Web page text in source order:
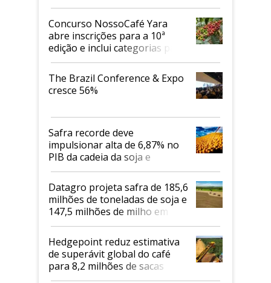
Concurso NossoCafé Yara
abre inscrições para a 10ª
edição e inclui categorias para
cafés Canephora
The Brazil Conference & Expo
cresce 56%
Safra recorde deve
impulsionar alta de 6,87% no
PIB da cadeia da soja e
biodiesel em 2026
Datagro projeta safra de 185,6
milhões de toneladas de soja e
147,5 milhões de milho em
2026/27
Hedgepoint reduz estimativa
de superávit global do café
para 8,2 milhões de sacas